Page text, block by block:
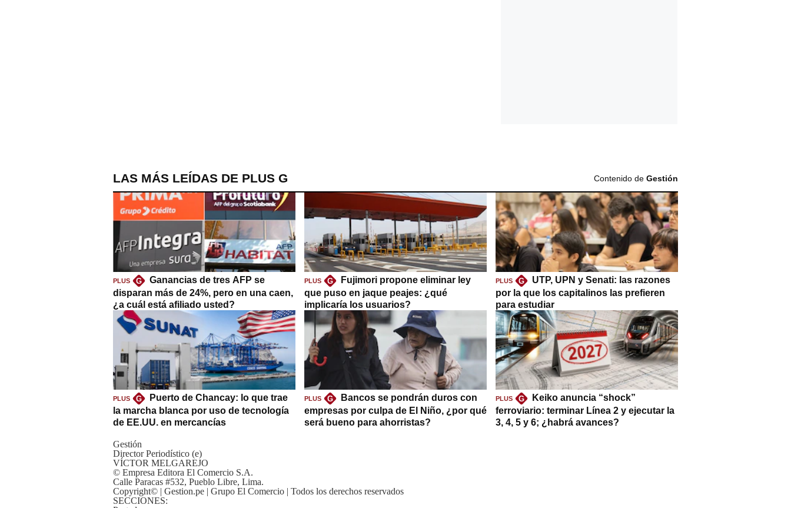
LAS MÁS LEÍDAS DE PLUS G Contenido de Gestión
PLUS G
Ganancias de tres AFP se
disparan más de 24%, pero en una caen,
¿a cuál está afiliado usted?
PLUS G
Fujimori propone eliminar ley
que puso en jaque peajes: ¿qué
implicaría los usuarios?
PLUS G
UTP, UPN y Senati: las razones
por la que los capitalinos las prefieren
para estudiar
PLUS G
Puerto de Chancay: lo que trae
la marcha blanca por uso de tecnología
de EE.UU. en mercancías
PLUS G
Bancos se pondrán duros con
empresas por culpa de El Niño, ¿por qué
será bueno para ahorristas?
PLUS G
Keiko anuncia “shock”
ferroviario: terminar Línea 2 y ejecutar la
3, 4, 5 y 6; ¿habrá avances?
Gestión
Director Periodístico (e)
VÍCTOR MELGAREJO
© Empresa Editora El Comercio S.A.
Calle Paracas #532, Pueblo Libre, Lima.
Copyright© | Gestion.pe | Grupo El Comercio | Todos los derechos reservados
SECCIONES: